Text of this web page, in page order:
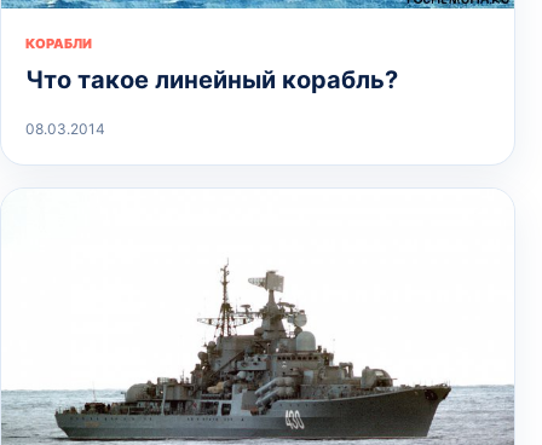
КОРАБЛИ
Что такое линейный корабль?
08.03.2014